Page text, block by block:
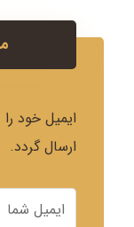
ایمیل خود
ارسال گردد.